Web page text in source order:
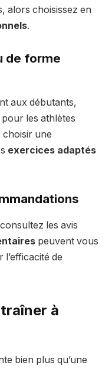
alors choisissez en
.
de forme
aux débutants,
les athlètes
une
exercices adaptés
les avis
peuvent vous
de
à
bien plus qu’une